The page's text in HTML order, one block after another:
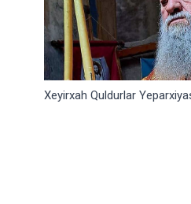
Xeyirxah Quldurlar